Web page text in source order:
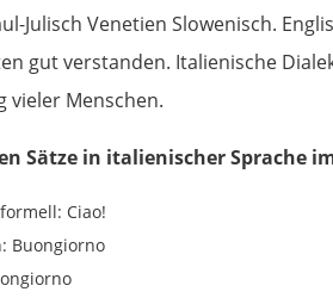
Julisch Venetien Slowenisch.
gut verstanden. Italienische
vieler Menschen.
Sätze in italienischer Sprache
Ciao!
Buongiorno